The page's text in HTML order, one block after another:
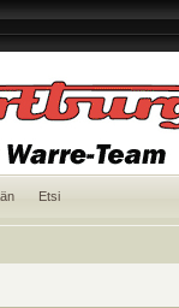
Etsi